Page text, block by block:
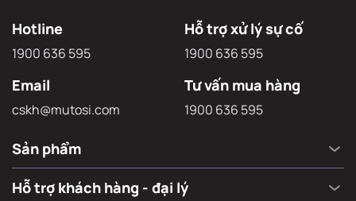
Hotline
1900 636 595
Hỗ trợ xử lý sự cố
1900 636 595
Email
cskh@mutosi.com
Tư vấn mua hàng
1900 636 595
Sản phẩm
Hỗ trợ khách hàng - đại lý